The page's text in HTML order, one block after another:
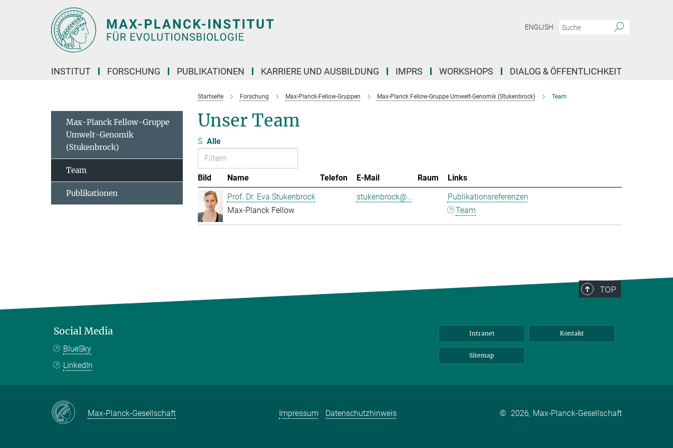
ENGLISH
INSTITUT FORSCHUNG PUBLIKATIONEN KARRIERE UND AUSBILDUNG IMPRS WORKSHOPS DIALOG & ÖFFENTLICHKEIT
Startseite Forschung Max-Planck-Fellow-Gruppen Max-Planck Fellow-Gruppe Umwelt-Genomik (Stukenbrock) Team
Unser Team
S Alle
Bild Name Telefon E-Mail Raum
Links
Prof. Dr. Eva Stukenbrock
Max-Planck Fellow
stukenbrock@...
Publikationsreferenzen
Team
Max-Planck Fellow-Gruppe
Umwelt-Genomik
(Stukenbrock)
Team
Publikationen
TOP
Social Media
BlueSky
LinkedIn
Intranet Kontakt
Sitemap
Max-Planck-Gesellschaft Impressum Datenschutzhinweis © 2026, Max-Planck-Gesellschaft